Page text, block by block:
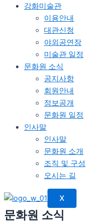
강화미술관
이용안내
대관신청
야외공연장
미술관 일정
문화원 소식
공지사항
회원안내
정보공개
문화원 일정
인사말
인사말
문화원 소개
조직 및 구성
오시는 길
X
문화원 소식